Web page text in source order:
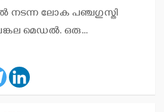
ലോക പഞ്ചഗുസ്തി
മെഡല്‍. ഒരു…